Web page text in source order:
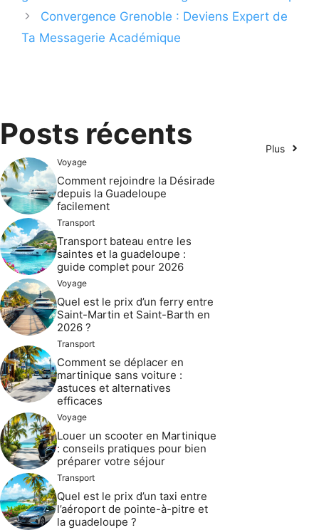
Convergence Grenoble : Deviens Expert de
Ta Messagerie Académique
Posts récents Plus
Voyage
Comment rejoindre la Désirade
depuis la Guadeloupe
facilement
Transport
Transport bateau entre les
saintes et la guadeloupe :
guide complet pour 2026
Voyage
Quel est le prix d’un ferry entre
Saint-Martin et Saint-Barth en
2026 ?
Transport
Comment se déplacer en
martinique sans voiture :
astuces et alternatives
efficaces
Voyage
Louer un scooter en Martinique
: conseils pratiques pour bien
préparer votre séjour
Transport
Quel est le prix d’un taxi entre
l’aéroport de pointe-à-pitre et
la guadeloupe ?